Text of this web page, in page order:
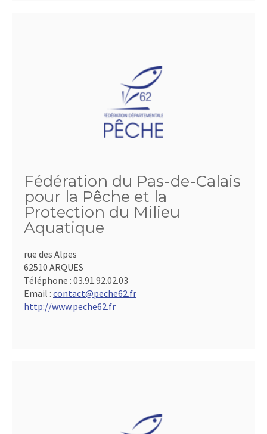
Fédération du Pas-de-Calais
pour la Pêche et la
Protection du Milieu
Aquatique
rue des Alpes
62510 ARQUES
Téléphone : 03.91.92.02.03
Email : contact@peche62.fr
http://www.peche62.fr